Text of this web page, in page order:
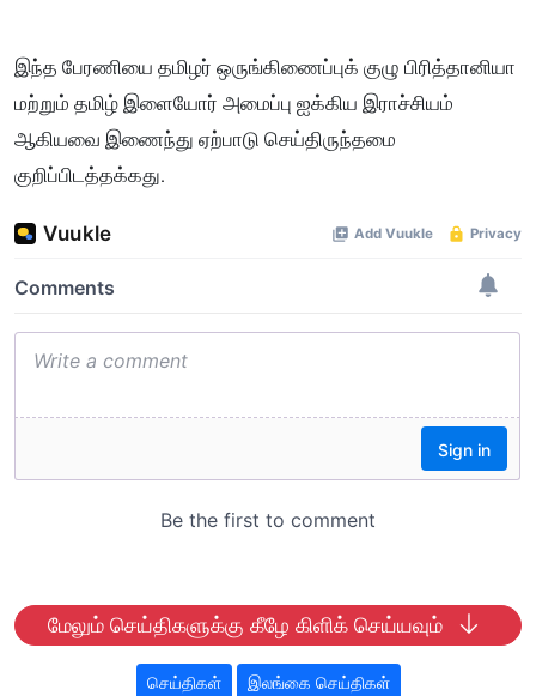
இந்த பேரணியை தமிழர் ஒருங்கிணைப்புக் குழு பிரித்தானியா
மற்றும் தமிழ் இளையோர் அமைப்பு ஐக்கிய இராச்சியம்
ஆகியவை இணைந்து ஏற்பாடு செய்திருந்தமை
குறிப்பிடத்தக்கது.
மேலும் செய்திகளுக்கு கீழே கிளிக் செய்யவும்
செய்திகள் இலங்கை செய்திகள்